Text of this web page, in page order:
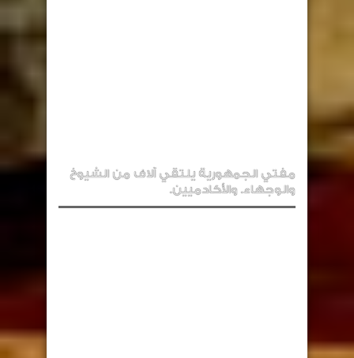
مفتي الجمهورية يلتقي آلاف من الشيوخ
والوجهاء. والأكادميين.